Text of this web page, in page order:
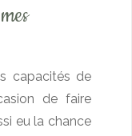
capacités de
de faire
eu la chance